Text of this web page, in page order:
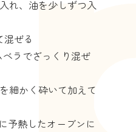
れ、油を少しずつ入
ぜる
ラでざっくり混ぜ
細かく砕いて加えて
予熱したオーブンに